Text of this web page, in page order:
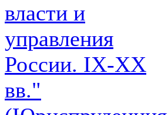
власти и
управления
России. IХ-ХХ
вв."